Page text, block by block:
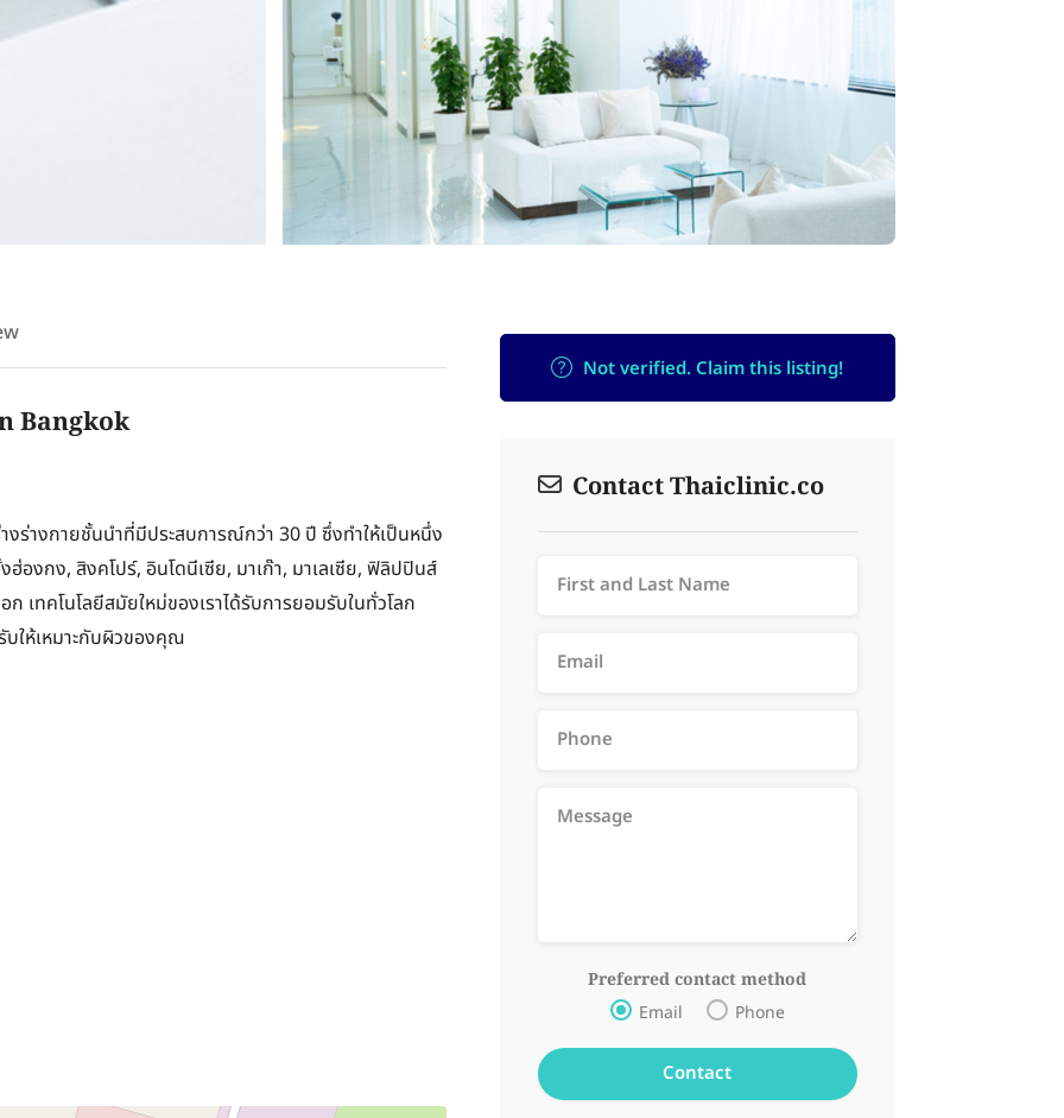
Bangkok
ร่างกายชั้นนำที่มีประสบการณ์กว่า 30 ปี ซึ่งทำให้เป็นหนึ่ง
ฮ่องกง, สิงคโปร์, อินโดนีเซีย, มาเก๊า, มาเลเซีย, ฟิลิปปินส์
เทคโนโลยีสมัยใหม่ของเราได้รับการยอมรับในทั่วโลก
ให้เหมาะกับผิวของคุณ
Not verified. Claim this listing!
Contact Thaiclinic.co
Preferred contact method
Email Phone